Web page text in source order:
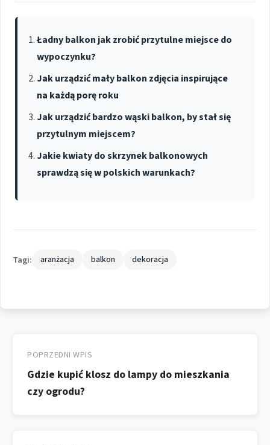
Ładny balkon jak zrobić przytulne miejsce do
wypoczynku?
Jak urządzić mały balkon zdjęcia inspirujące
na każdą porę roku
Jak urządzić bardzo wąski balkon, by stał się
przytulnym miejscem?
Jakie kwiaty do skrzynek balkonowych
sprawdzą się w polskich warunkach?
Tagi: aranżacja balkon dekoracja
wpisu
POPRZEDNI WPIS
Gdzie kupić klosz do lampy do mieszkania
czy ogrodu?